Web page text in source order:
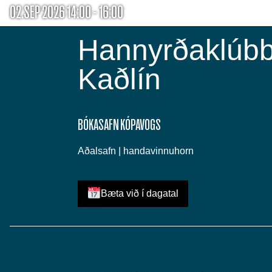
02.SEP 2026 14:00 - 16:00
Kaðlín
BÓKASAFN KÓPAVOGS
Aðalsafn | handavinnuhorn
Bæta við í dagatal